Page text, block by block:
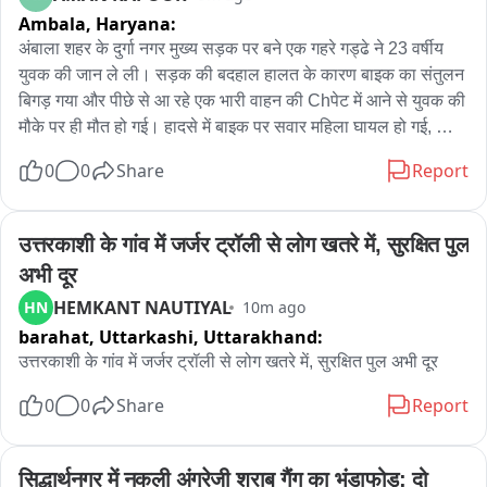
Ambala, Haryana:
अंबाला शहर के दुर्गा नगर मुख्य सड़क पर बने एक गहरे गड्ढे ने 23 वर्षीय
युवक की जान ले ली। सड़क की बदहाल हालत के कारण बाइक का संतुलन
बिगड़ गया और पीछे से आ रहे एक भारी वाहन की Chपेट में आने से युवक की
मौके पर ही मौत हो गई। हादसे में बाइक पर सवार महिला घायल हो गई, जिसे
आक्रोश देखने को मिला। मृतक की पहचान 23 वर्षीय अजय के रूप में हुई
अजय अपनी बाइक से गुजर रहा था। इसी दौरान सड़क पर बने गहरे गड्ढे में
बाइक का पहिया जाने से उसका संतुलन बिगड़ गया और वह सड़क पर गिर
पड़ा। तभी पीछे से आ रहे मिल्क प्लांट के ट्रक की चपेट में आने से उसकी
मौत हो गई। हादसे में बाइक पर सवार महिला भी घायल हो गई। स्थानीय
लोगों का आरोप है कि हादसे के बाद करीब एक घंटे तक कोई प्रशासनिक
अधिकारी या राहत टीम मौके पर नहीं पहुंची। इससे लोगों का गुस्सा बढ़
कई बार शिकायत करने के बावजूद उनकी मरम्मत नहीं करवाई गई। उनका
अधिकारी ने बताया कि प्रारंभिक जांच में सामने आया है कि सड़क पर बने
0 0 Share Report
उत्तरकाशी के गांव में जर्जर ट्रॉली से लोग खतरे में, सुरक्षित पुल
अभी दूर
HN HEMKANT NAUTIYAL 10m ago
barahat, Uttarkashi, Uttarakhand:
उत्तरकाशी के गांव में जर्जर ट्रॉली से लोग खतरे में, सुरक्षित पुल अभी दूर
0 0 Share Report
सिद्धार्थनगर में नकली अंग्रेजी शराब गैंग का भंडाफोड़; दो